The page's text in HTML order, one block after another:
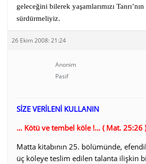
geleceğini bilerek yaşamlarımızı
sürdürmeliyiz.
26 Ekim 2008: 21:24
Anonim
Pasif
SİZE VERİLENİ KULLANIN
… Kötü ve tembel köle !… ( Mat. 25:26 )
Matta kitabının 25. bölümünde,
üç köleye teslim edilen talanta ilişkin